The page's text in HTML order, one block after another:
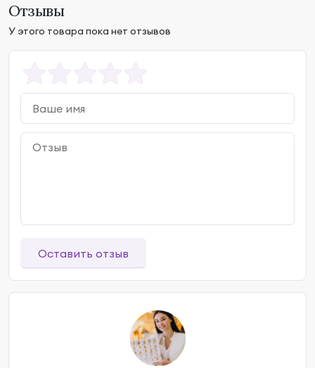
Отзывы
У этого товара пока нет отзывов
Оставить отзыв